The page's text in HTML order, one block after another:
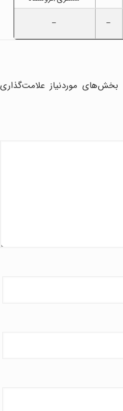
–
–
بخش‌های موردنیاز علامت‌گذاری